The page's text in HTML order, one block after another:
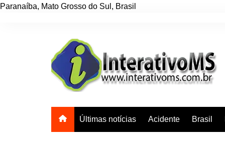
Paranaíba, Mato Grosso do Sul , Brasil
Últimas notícias Acidente Brasil